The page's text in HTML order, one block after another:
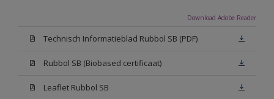
Download Adobe Reader
Technisch Informatieblad Rubbol SB (PDF)
Rubbol SB (Biobased certificaat)
Leaflet Rubbol SB